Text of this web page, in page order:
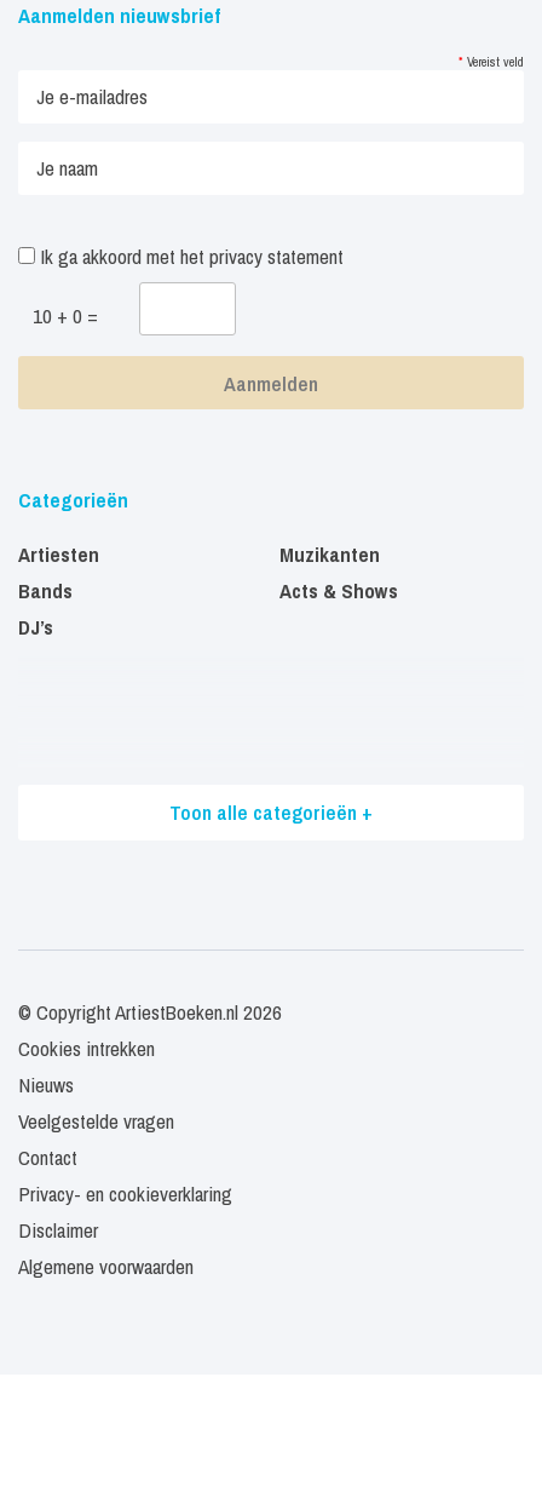
Aanmelden nieuwsbrief
* Vereist veld
Ik ga akkoord met het privacy statement
10 + 0 =
Categorieën
Artiesten
Bands
DJ’s
Muzikanten
Acts & Shows
Toon alle categorieën +
© Copyright ArtiestBoeken.nl 2026
Cookies intrekken
Nieuws
Veelgestelde vragen
Contact
Privacy- en cookieverklaring
Disclaimer
Algemene voorwaarden